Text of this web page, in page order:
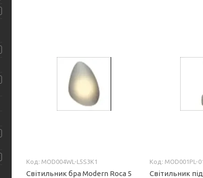
MOD004WL-L5S3K1
Світильник бра Modern Roca 5
MOD001PL-
Світильник